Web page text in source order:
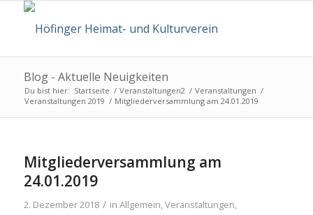
Blog - Aktuelle Neuigkeiten
Du bist hier: Startseite / Veranstaltungen2 / Veranstaltungen /
Veranstaltungen 2019 / Mitgliederversammlung am 24.01.2019
Mitgliederversammlung am
24.01.2019
2. Dezember 2018 / in Allgemein,Veranstaltungen,